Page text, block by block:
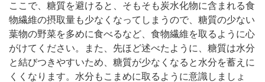
ここで、糖質を避けると、そもそも炭水化物に含まれる食
物繊維の摂取量も少なくなってしまうので、糖質の少ない
葉物の野菜を多めに食べるなど、食物繊維を取るように心
がけてください。また、先ほど述べたように、糖質は水分
と結びつきやすいため、糖質が少なくなると水分を蓄えに
くくなります。水分もこまめに取るように意識しましょ